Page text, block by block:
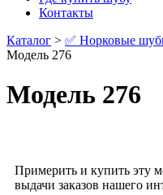
Контакты
Каталог > ✅ Норковые
Модель 276
Модель 276
Примерить и купить эту
выдачи заказов нашего